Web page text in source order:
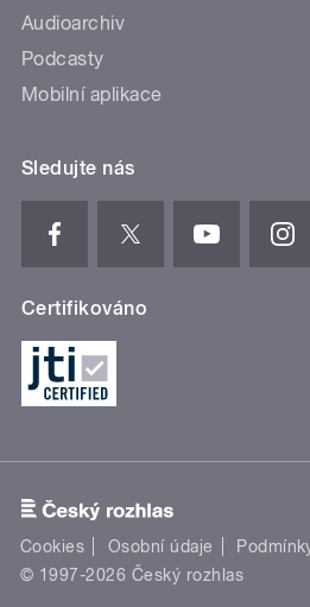
Audioarchiv
Podcasty
Mobilní aplikace
Sledujte nás
Certifikováno
Cookies Osobní údaje
© 1997-2026 Český rozhlas